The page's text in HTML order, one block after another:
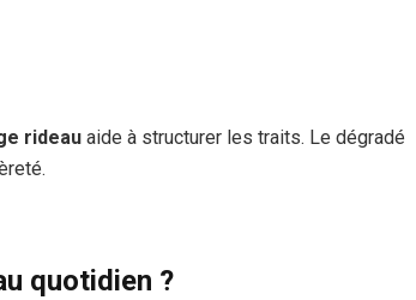
rideau aide à structurer les traits. Le dégradé
quotidien ?